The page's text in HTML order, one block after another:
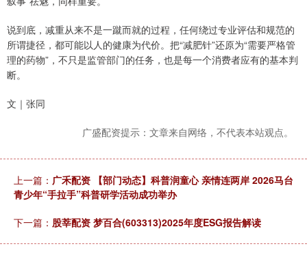
说到底，减重从来不是一蹴而就的过程，任何绕过专业评估和规范的
所谓捷径，都可能以人的健康为代价。把“减肥针”还原为“需要严格管
理的药物”，不只是监管部门的任务，也是每一个消费者应有的基本判
断。
文｜张同
广盛配资提示：文章来自网络，不代表本站观点。
上一篇： 广禾配资 【部门动态】科普润童心 亲情连两岸 2026马台
青少年“手拉手”科普研学活动成功举办
下一篇： 股莘配资 梦百合(603313)2025年度ESG报告解读